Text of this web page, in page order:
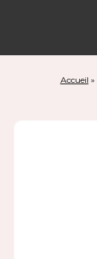
Accueil »